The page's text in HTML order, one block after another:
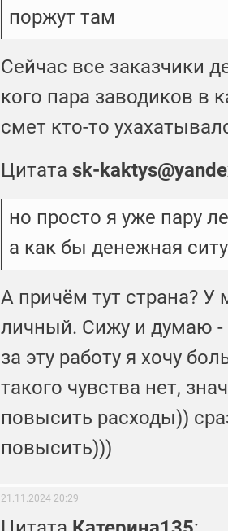
поржут там
Сейчас все заказчики
кого пара заводиков в
смет кто-то
Цитата sk-
но просто я уже пару
а как бы денежная
А причём тут страна? У
личный. Сижу и думаю -
за эту работу я хочу
такого чувства нет,
повысить расходы))
повысить)))
21.11.2024 20:29